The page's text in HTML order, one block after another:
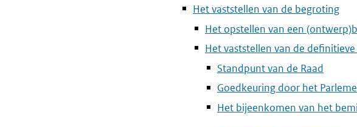
Het vaststellen van de begroting
Het opstellen van een
Het vaststellen van de
Standpunt van de Raad
Goedkeuring door het
Het bijeenkomen van het